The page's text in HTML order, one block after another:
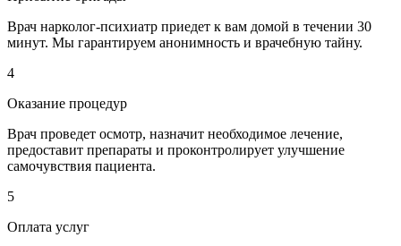
Врач нарколог-психиатр приедет к вам домой в течении 30
минут. Мы гарантируем анонимность и врачебную тайну.
4
Оказание процедур
Врач проведет осмотр, назначит необходимое лечение,
предоставит препараты и проконтролирует улучшение
самочувствия пациента.
5
Оплата услуг